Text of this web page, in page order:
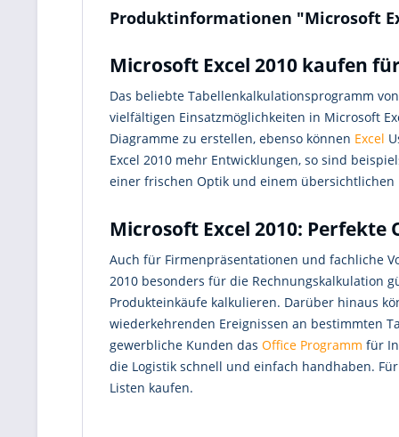
Produktinformationen "Microsoft
Microsoft Excel 2010 kaufen
Das beliebte Tabellenkalkulationsprogramm
vielfältigen Einsatzmöglichkeiten in Microsoft
Diagramme zu erstellen, ebenso können Excel
Excel 2010 mehr Entwicklungen, so sind
einer frischen Optik und einem übersichtlichen
Microsoft Excel 2010:
Auch für Firmenpräsentationen und fachliche
2010 besonders für die Rechnungskalkulation
Produkteinkäufe kalkulieren. Darüber hinaus
wiederkehrenden Ereignissen an bestimmten
gewerbliche Kunden das Office Programm für
die Logistik schnell und einfach handhaben.
Listen kaufen.